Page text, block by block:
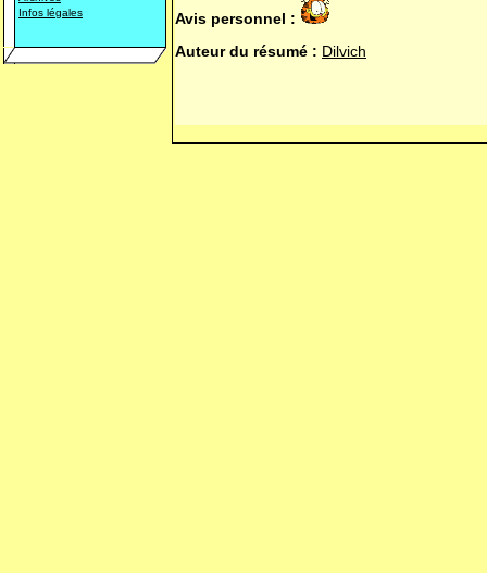
Infos légales
Avis personnel :
Auteur du résumé : Dilvich